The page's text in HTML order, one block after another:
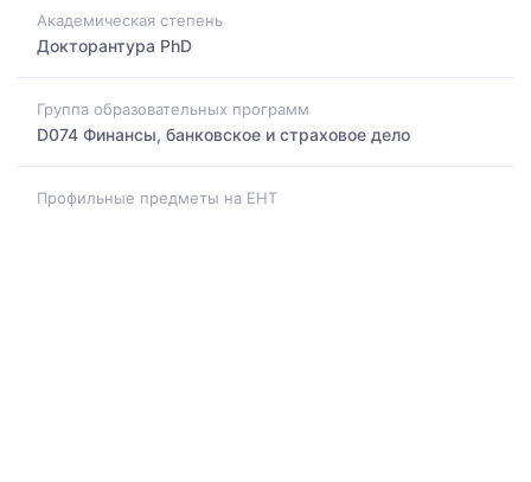
Академическая степень
Докторантура PhD
Группа образовательных программ
D074 Финансы, банковское и страховое дело
Профильные предметы на ЕНТ